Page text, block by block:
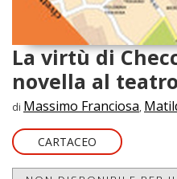
La virtù di
novella al teatro
di Massimo Franciosa,
CARTACEO